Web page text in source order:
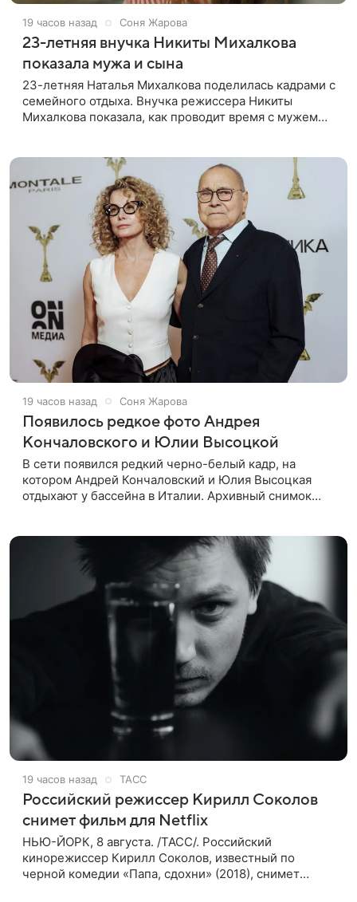
19 часов назад Соня Жарова
23-летняя внучка Никиты Михалкова
показала мужа и сына
23-летняя Наталья Михалкова поделилась кадрами с
семейного отдыха. Внучка режиссера Никиты
Михалкова показала, как проводит время с мужем
19 часов назад Соня Жарова
Появилось редкое фото Андрея
Кончаловского и Юлии Высоцкой
В сети появился редкий черно-белый кадр, на
котором Андрей Кончаловский и Юлия Высоцкая
отдыхают у бассейна в Италии. Архивный снимок
19 часов назад ТАСС
Российский режиссер Кирилл Соколов
снимет фильм для Netflix
НЬЮ-ЙОРК, 8 августа. /ТАСС/. Российский
кинорежиссер Кирилл Соколов, известный по
черной комедии «Папа, сдохни» (2018), снимет